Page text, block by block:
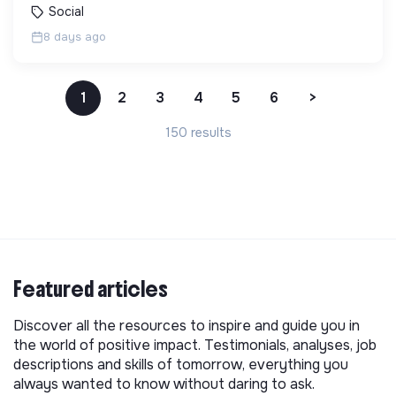
Social
8 days ago
1 2 3 4 5 6 >
150 results
Featured articles
Discover all the resources to inspire and guide you in
the world of positive impact. Testimonials, analyses, job
descriptions and skills of tomorrow, everything you
always wanted to know without daring to ask.